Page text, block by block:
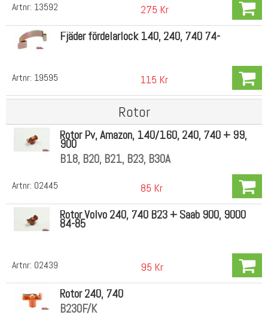
Artnr: 13592 275 Kr
Artnr: 19595
Fjäder fördelarlock 140, 240, 740 74-
115 Kr
Rotor
Artnr: 02445
Rotor Pv, Amazon, 140/160, 240, 740 + 99,
900
B18, B20, B21, B23, B30A
85 Kr
Artnr: 02439
Rotor Volvo 240, 740 B23 + Saab 900, 9000
84-85
95 Kr
Rotor 240, 740
B230F/K